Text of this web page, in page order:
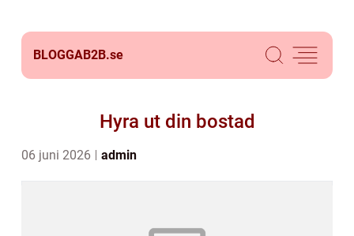
BLOGGAB2B.se
Hyra ut din bostad
06 juni 2026 admin